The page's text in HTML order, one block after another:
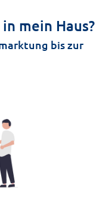
mein Haus?
bis zur